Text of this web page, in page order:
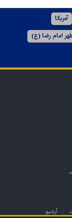
آمریکا
امام رضا (ع)
آرشیو